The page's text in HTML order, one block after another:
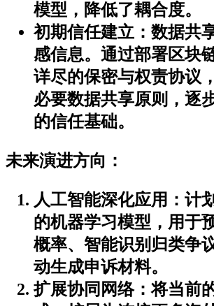
模型，降低了耦合度。
初期信任建立 ：数据共
感信息。通过部署区块
详尽的保密与权责协议
必要数据共享原则，逐
的信任基础。
未来演进方向 ：
人工智能深化应用 ：计
的机器学习模型，用于
概率、智能识别归类争
动生成申诉材料。
扩展协同网络：将当前